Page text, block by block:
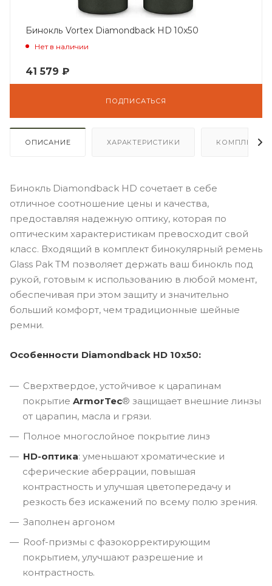
Бинокль Vortex Diamondback HD 10x50
Нет в наличии
41 579 ₽
ПОДПИСАТЬСЯ
ОПИСАНИЕ ХАРАКТЕРИСТИКИ
Бинокль Diamondback HD сочетает в себе
отличное соотношение цены и качества,
предоставляя надежную оптику, которая по
оптическим характеристикам превосходит свой
класс. Входящий в комплект бинокулярный ремень
Glass Pak TM позволяет держать ваш бинокль под
рукой, готовым к использованию в любой момент,
обеспечивая при этом защиту и значительно
больший комфорт, чем традиционные шейные
ремни.
Особенности Diamondback HD 10x50:
Сверхтвердое, устойчивое к царапинам
покрытие ArmorTec® защищает внешние линзы
от царапин, масла и грязи.
Полное многослойное покрытие линз
HD-оптика: уменьшают хроматические и
сферические аберрации, повышая
контрастность и улучшая цветопередачу и
резкость без искажений по всему полю зрения.
Заполнен аргоном
Roof-призмы с фазокорректирующим
покрытием, улучшают разрешение и
контрастность.